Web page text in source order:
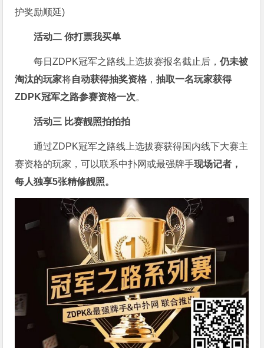
护奖励顺延)
活动二 你打票我买单
每日ZDPK冠军之路线上选拔赛报名截止后，仍未被
淘汰的玩家将自动获得抽奖资格 ，抽取一名玩家获得
ZDPK冠军之路参赛资格一次。
活动三 比赛靓照拍拍拍
通过ZDPK冠军之路线上选拔赛获得国内线下大赛主
赛资格的玩家，可以联系中扑网或最强牌手现场记者，
每人独享5张精修靓照。